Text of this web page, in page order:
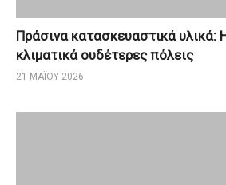
Πράσινα κατασκευαστικά υλικά:
κλιματικά ουδέτερες πόλεις
21 ΜΑΪ́ΟΥ 2026